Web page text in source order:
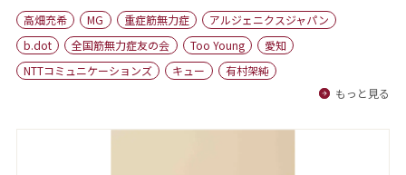
出版物
会社概要
高畑充希 MG 重症筋無力症
アルジェニクスジャパン
b.dot
全国筋無力症友の会 Too Young
愛知
NTTコミュニケーションズ
キュー
有村架純
もっと見る